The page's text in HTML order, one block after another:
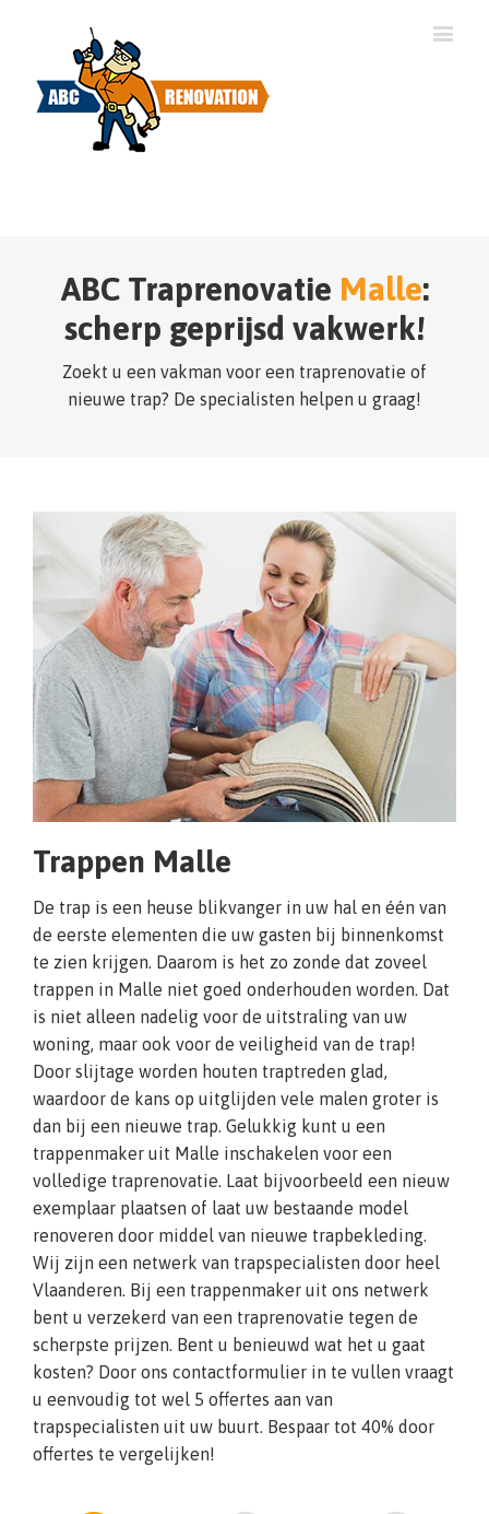
ABC Traprenovatie Malle:
scherp geprijsd vakwerk!
Zoekt u een vakman voor een traprenovatie of
nieuwe trap? De specialisten helpen u graag!
Trappen Malle
De trap is een heuse blikvanger in uw hal en één van
de eerste elementen die uw gasten bij binnenkomst
te zien krijgen. Daarom is het zo zonde dat zoveel
trappen in Malle niet goed onderhouden worden. Dat
is niet alleen nadelig voor de uitstraling van uw
woning, maar ook voor de veiligheid van de trap!
Door slijtage worden houten traptreden glad,
waardoor de kans op uitglijden vele malen groter is
dan bij een nieuwe trap. Gelukkig kunt u een
trappenmaker uit Malle inschakelen voor een
volledige traprenovatie. Laat bijvoorbeeld een nieuw
exemplaar plaatsen of laat uw bestaande model
renoveren door middel van nieuwe trapbekleding.
Wij zijn een netwerk van trapspecialisten door heel
Vlaanderen. Bij een trappenmaker uit ons netwerk
bent u verzekerd van een traprenovatie tegen de
scherpste prijzen. Bent u benieuwd wat het u gaat
kosten? Door ons contactformulier in te vullen vraagt
u eenvoudig tot wel 5 offertes aan van
trapspecialisten uit uw buurt. Bespaar tot 40% door
offertes te vergelijken!